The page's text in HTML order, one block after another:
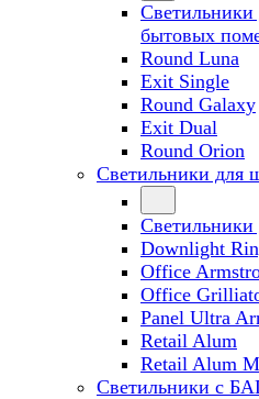
Светильники
бытовых
Round Luna
Exit Single
Round Galaxy
Exit Dual
Round Orion
Светильники для
Downlight
Office
Office
Panel Ultra
Retail Alum
Retail Alum
Светильники с